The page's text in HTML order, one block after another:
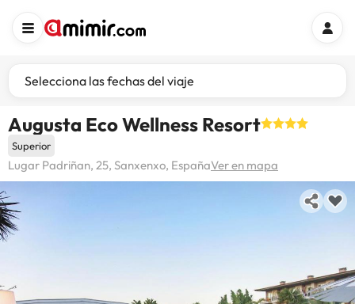
Selecciona las fechas del viaje
Augusta Eco Wellness Resort
Superior
Lugar Padriñan, 25, Sanxenxo, EspañaVer en mapa